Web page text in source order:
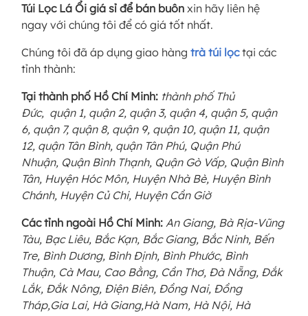
Túi Lọc Lá Ổi giá sỉ để bán buôn xin hãy liên hệ
ngay với chúng tôi để có giá tốt nhất.
Chúng tôi đã áp dụng giao hàng trà túi lọctại các
tỉnh thành:
Tại thành phố Hồ Chí Minh: thành phố Thủ
Đức, quận 1, quận 2, quận 3, quận 4, quận 5, quận
6, quận 7, quận 8, quận 9, quận 10, quận 11, quận
12, quận Tân Bình, quận Tân Phú, Quận Phú
Nhuận, Quận Bình Thạnh, Quận Gò Vấp, Quận Bình
Tân, Huyện Hóc Môn, Huyện Nhà Bè, Huyện Bình
Chánh, Huyện Củ Chi, Huyện Cần Giờ
Các tỉnh ngoài Hồ Chí Minh: An Giang, Bà Rịa-Vũng
Tàu, Bạc Liêu, Bắc Kạn, Bắc Giang, Bắc Ninh, Bến
Tre, Bình Dương, Bình Định, Bình Phước, Bình
Thuận, Cà Mau, Cao Bằng, Cần Thơ, Đà Nẵng, Đắk
Lắk, Đắk Nông, Điện Biên, Đồng Nai, Đồng
Tháp,Gia Lai, Hà Giang,Hà Nam, Hà Nội, Hà